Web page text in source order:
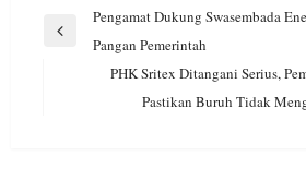
Navigasi
Previous
Pengamat Dukung Swasembada
Pangan Pemerintah
PHK Sritex Ditangani Serius,
Pastikan Buruh Tidak